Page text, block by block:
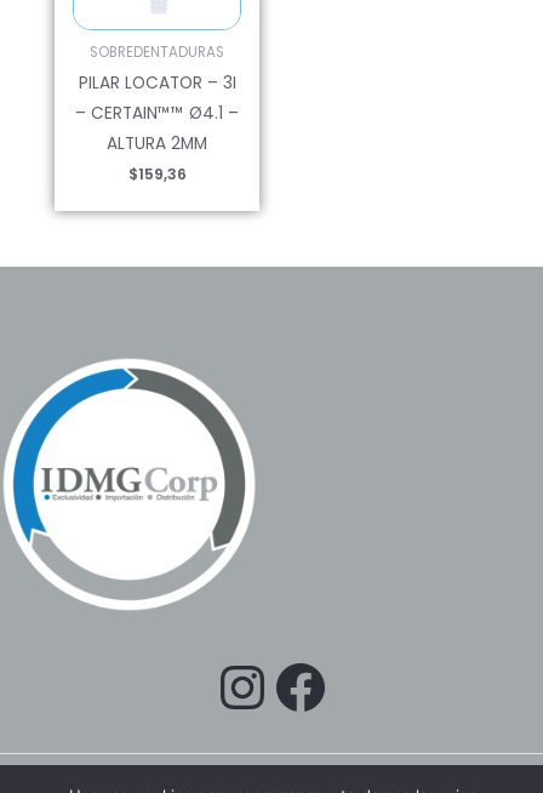
SOBREDENTADURAS
PILAR LOCATOR – 3I
– CERTAIN™™ Ø4.1 –
ALTURA 2MM
$159,36